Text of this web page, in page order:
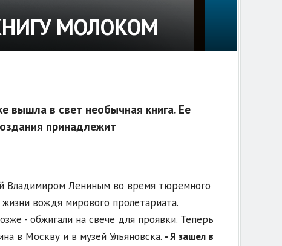
МОЛОКОМ
в свет необычная книга. Ее
принадлежит
Владимиром Лениным во время тюремного
вождя мирового пролетариата.
- обжигали на свече для проявки. Теперь
в Москву и в музей Ульяновска. - Я зашел в